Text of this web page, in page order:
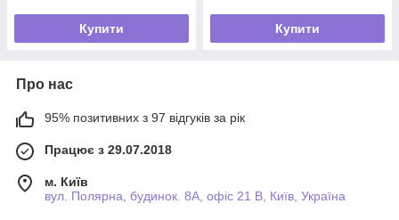
Купити Купити
Про нас
95% позитивних з 97 відгуків за рік
Працює з 29.07.2018
м. Київ
вул. Полярна, будинок. 8А, офіс 21 В, Київ, Україна